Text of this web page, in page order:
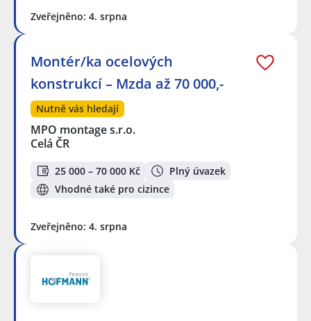
Zveřejněno: 4. srpna
Montér/ka ocelových
konstrukcí – Mzda až 70 000,-
Nutně vás hledají
MPO montage s.r.o.
Celá ČR
25 000 – 70 000 Kč
Plný úvazek
Vhodné také pro cizince
Zveřejněno: 4. srpna